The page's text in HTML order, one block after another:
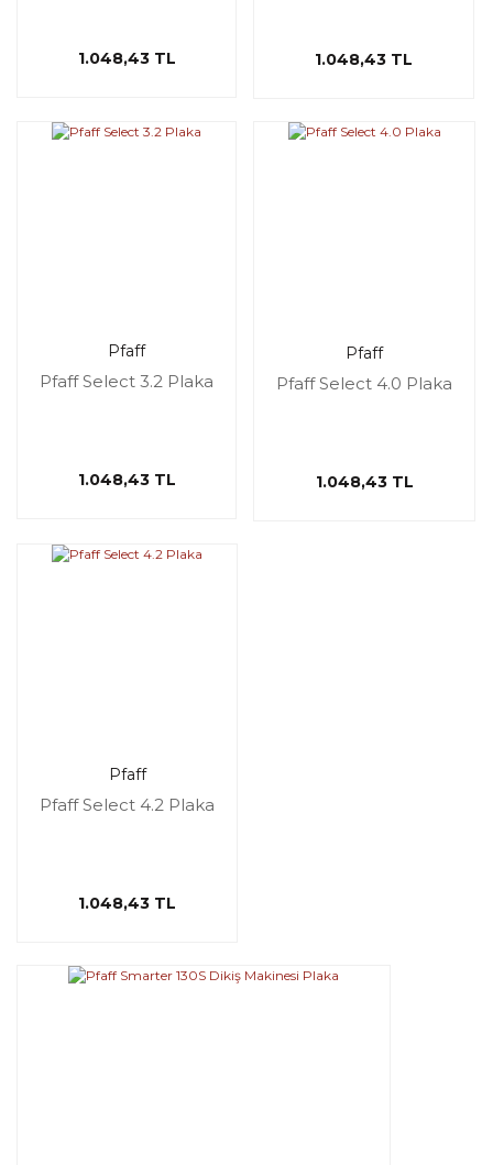
1.048,43 TL 1.048,43 TL
Pfaff
Pfaff Select 3.2 Plaka
1.048,43 TL
Pfaff
Pfaff Select 4.0 Plaka
1.048,43 TL
Pfaff
Pfaff Select 4.2 Plaka
1.048,43 TL